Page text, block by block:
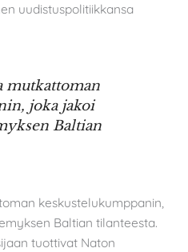
uudistuspolitiikkansa
mutkattoman
joka jakoi
Baltian
keskustelukumppanin,
Baltian tilanteesta.
tuottivat Naton